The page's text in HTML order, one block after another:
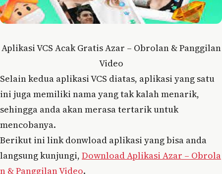
Aplikasi VCS Acak Gratis Azar – Obrolan & Panggilan
Video
Selain kedua aplikasi VCS diatas, aplikasi yang satu
ini juga memiliki nama yang tak kalah menarik,
sehingga anda akan merasa tertarik untuk
mencobanya.
Berikut ini link donwload aplikasi yang bisa anda
langsung kunjungi, Download Aplikasi Azar – Obrola
n & Panggilan Video.